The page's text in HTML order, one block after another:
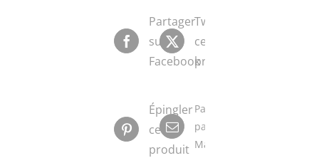
Partager
sur
Facebook
Tweeter
ce
produit
Épingler
ce
produit
Partager
par
Mail